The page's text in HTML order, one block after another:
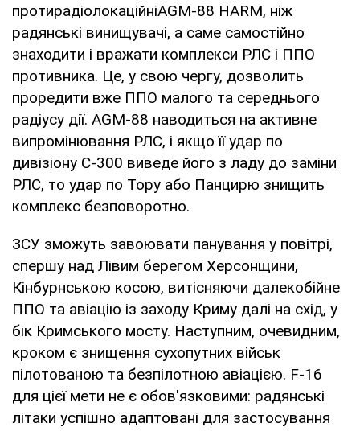
протирадіолокаційніAGM-88 HARM, ніж
радянські винищувачі, а саме самостійно
знаходити і вражати комплекси РЛС і ППО
противника. Це, у свою чергу, дозволить
проредити вже ППО малого та середнього
радіусу дії. AGM-88 наводиться на активне
випромінювання РЛС, і якщо її удар по
дивізіону С-300 виведе його з ладу до заміни
РЛС, то удар по Тору або Панцирю знищить
комплекс безповоротно.
ЗСУ зможуть завоювати панування у повітрі,
спершу над Лівим берегом Херсонщини,
Кінбурнською косою, витісняючи далекобійне
ППО та авіацію із заходу Криму далі на схід, у
бік Кримського мосту. Наступним, очевидним,
кроком є ​​знищення сухопутних військ
пілотованою та безпілотною авіацією. F-16
для цієї мети не є обов'язковими: радянські
літаки успішно адаптовані для застосування